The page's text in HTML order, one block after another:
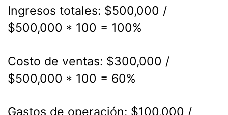
Ingresos totales: $500,000 /
$500,000 * 100 = 100%
Costo de ventas: $300,000 /
$500,000 * 100 = 60%
Gastos de operación: $100,000 /